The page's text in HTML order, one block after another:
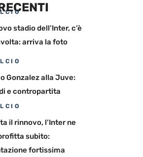
stadio dell’Inter, c’è
arriva la foto
Gonzalez alla Juve:
e contropartita
il rinnovo, l’Inter ne
subito:
fortissima